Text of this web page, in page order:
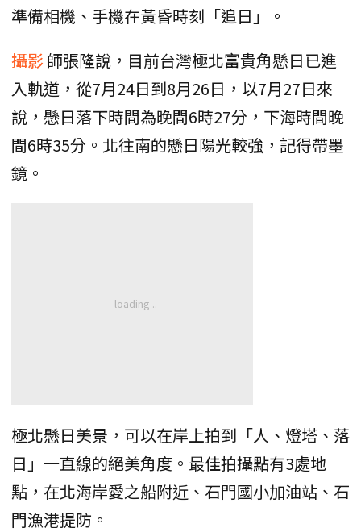
準備相機、手機在黃昏時刻「追日」。
攝影 師張隆說，目前台灣極北富貴角懸日已進
入軌道，從7月24日到8月26日，以7月27日來
說，懸日落下時間為晚間6時27分，下海時間晚
間6時35分。北往南的懸日陽光較強，記得帶墨
鏡。
極北懸日美景，可以在岸上拍到「人、燈塔、落
日」一直線的絕美角度。最佳拍攝點有3處地
點，在北海岸愛之船附近、石門國小加油站、石
門漁港提防。